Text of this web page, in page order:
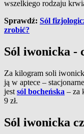
wszelkiego rodzaju
Sprawdź: Sól
zrobić?
Sól iwonicka -
Za kilogram soli
ją w aptece –
jest sól bocheńska – za
9 zł.
Sól iwonicka